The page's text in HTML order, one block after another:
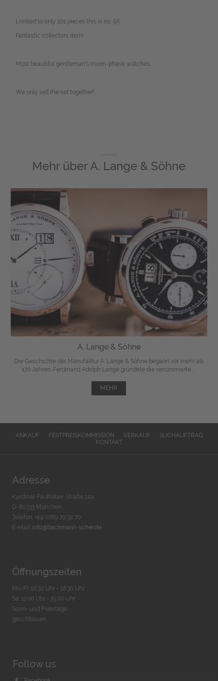
Limited to only 101 pieces this is no. 9X.
Fantastic collectors item!
Most beautiful gentleman's moon-phase watches...
We only sell the set together!
Mehr überA. Lange & Söhne
A. Lange & Söhne
Die Geschichte der Manufaktur A. Lange & Söhne begann vor mehr als
170 Jahren. Ferdinand Adolph Lange gründete die renommierte ...
MEHR
ANKAUF FESTPREISKOMMISSION VERKAUF
SUCHAUFTRAG
KONTAKT
Adresse
Kardinal-Faulhaber-Straße 14a
D-80333 München
Telefon: +49 (0)89 29 32 70
E-Mail: info@bachmann-scher.de
Öffnungszeiten
Mo-Fr. 10:30 Uhr - 18:30 Uhr
Sa. 11:00 Uhr - 15.00 Uhr
Sonn- und Feiertage
geschlossen
Follow us